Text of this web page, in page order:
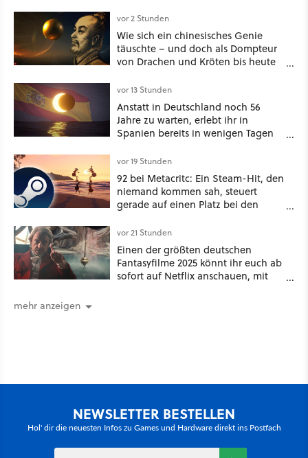
vor 2 Stunden
Wie sich ein chinesisches Genie
täuschte – und doch als Dompteur
von Drachen und Kröten bis heute
vor 13 Stunden
Anstatt in Deutschland noch 56
Jahre zu warten, erlebt ihr in
Spanien bereits in wenigen Tagen
vor 19 Stunden
92 bei Metacritc: Ein Steam-Hit, den
niemand kommen sah, steuert
gerade auf einen Platz bei den
vor 21 Stunden
Einen der größten deutschen
Fantasyfilme 2025 könnt ihr euch ab
sofort auf Netflix anschauen, mit
mehr anzeigen
NEWSLETTER BESTELLEN
Hol' dir die neuesten Infos zu Games und Hardware direkt ins Postfach